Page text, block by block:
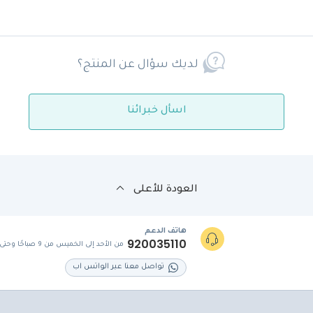
لديك سؤال عن المنتج؟
اسأل خبرائنا
العودة للأعلى
هاتف الدعم
920035110 من الأحد إلى الخميس من 9 صباحًا وحتى 5 مساءً
تواصل معنا عبر الواتس اب